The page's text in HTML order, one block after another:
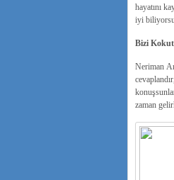
hayatını
iyi
Bizi
Neriman
zaman